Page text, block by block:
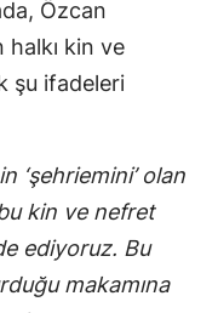
Özcan
halkı kin ve
şu ifadeleri
‘şehriemini’ olan
kin ve nefret
ediyoruz. Bu
makamına